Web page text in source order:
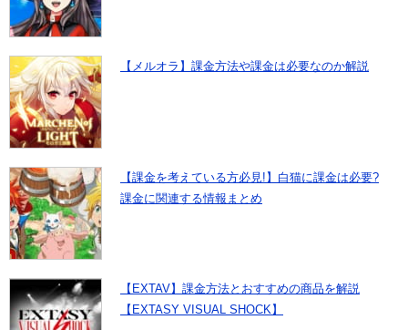
【メルオラ】課金方法や課金は必要なのか解説
【課金を考えている方必見!】白猫に課金は必要?
課金に関連する情報まとめ
【EXTAV】課金方法とおすすめの商品を解説
【EXTASY VISUAL SHOCK】